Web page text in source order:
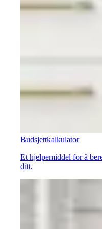
Budsjettkalkulator
Et hjelpemiddel for å
ditt.